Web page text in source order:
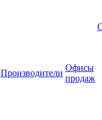
Производители
Офисы
продаж